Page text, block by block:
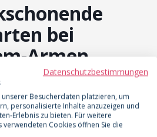
bei
Armen
Bewegung ist
wichtig, um
zu fördern
Datenschutzbestimmungen
Besucherdaten platzieren, um
personalisierte Inhalte anzuzeigen und
Erlebnis zu bieten. Für weitere
Cookies öffnen Sie die